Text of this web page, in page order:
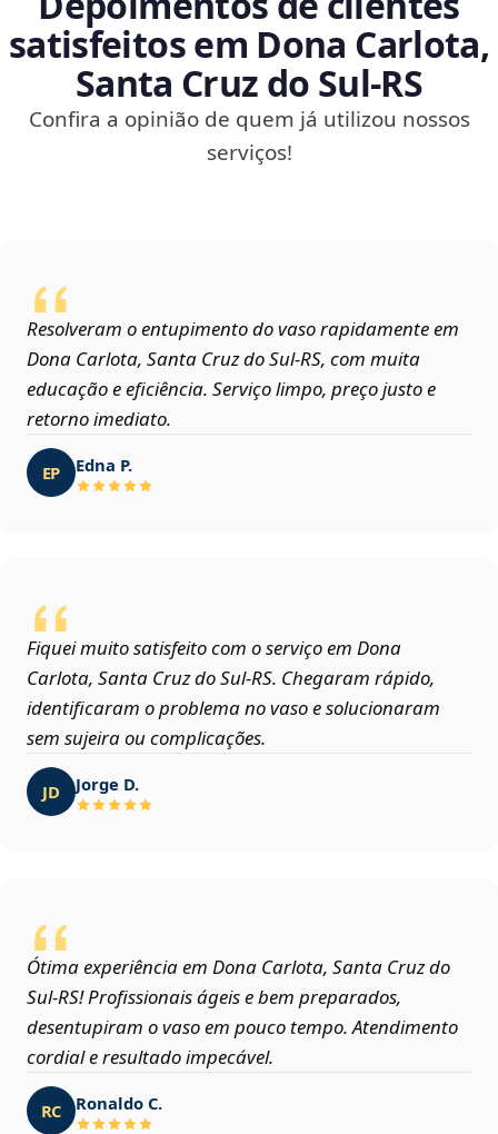
satisfeitos em Dona Carlota,
Santa Cruz do Sul‑RS
Confira a opinião de quem já utilizou nossos
serviços!
Resolveram o entupimento do vaso rapidamente em
Dona Carlota, Santa Cruz do Sul‑RS, com muita
educação e eficiência. Serviço limpo, preço justo e
retorno imediato.
EP Edna P.
Fiquei muito satisfeito com o serviço em Dona
Carlota, Santa Cruz do Sul‑RS. Chegaram rápido,
identificaram o problema no vaso e solucionaram
sem sujeira ou complicações.
JD Jorge D.
Ótima experiência em Dona Carlota, Santa Cruz do
Sul‑RS! Profissionais ágeis e bem preparados,
desentupiram o vaso em pouco tempo. Atendimento
cordial e resultado impecável.
RC Ronaldo C.